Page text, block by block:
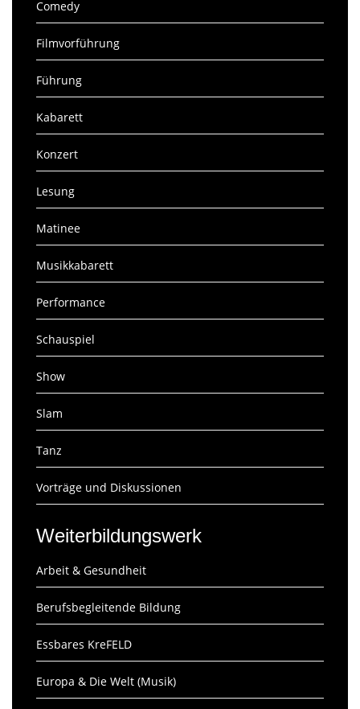
Comedy
Filmvorführung
Führung
Kabarett
Konzert
Lesung
Matinee
Musikkabarett
Performance
Schauspiel
Show
Slam
Tanz
Vorträge und Diskussionen
Weiterbildungswerk
Arbeit & Gesundheit
Berufsbegleitende Bildung
Essbares KreFELD
Europa & Die Welt (Musik)